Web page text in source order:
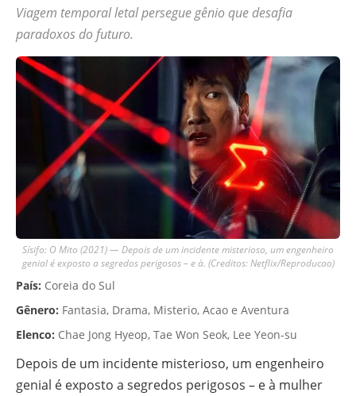
Viagem temporal letal persegue gênio que desafia
paradoxos do futuro.
Sísifo: O Mito (2021) — Depois de um incidente misterioso, um engenheiro
genial é exposto a segredos perigosos – e à. (Creditos: Netflix/Reproducao)
País: Coreia do Sul
Gênero: Fantasia, Drama, Misterio, Acao e Aventura
Elenco: Chae Jong Hyeop, Tae Won Seok, Lee Yeon-su
Depois de um incidente misterioso, um engenheiro
genial é exposto a segredos perigosos – e à mulher